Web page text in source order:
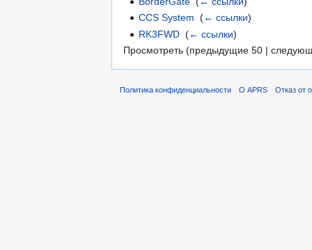
CCS System ‎(← ссылки)
RK3FWD ‎(← ссылки)
Просмотреть (предыдущие 50 |
Политика конфиденциальности О APRS Отказ от